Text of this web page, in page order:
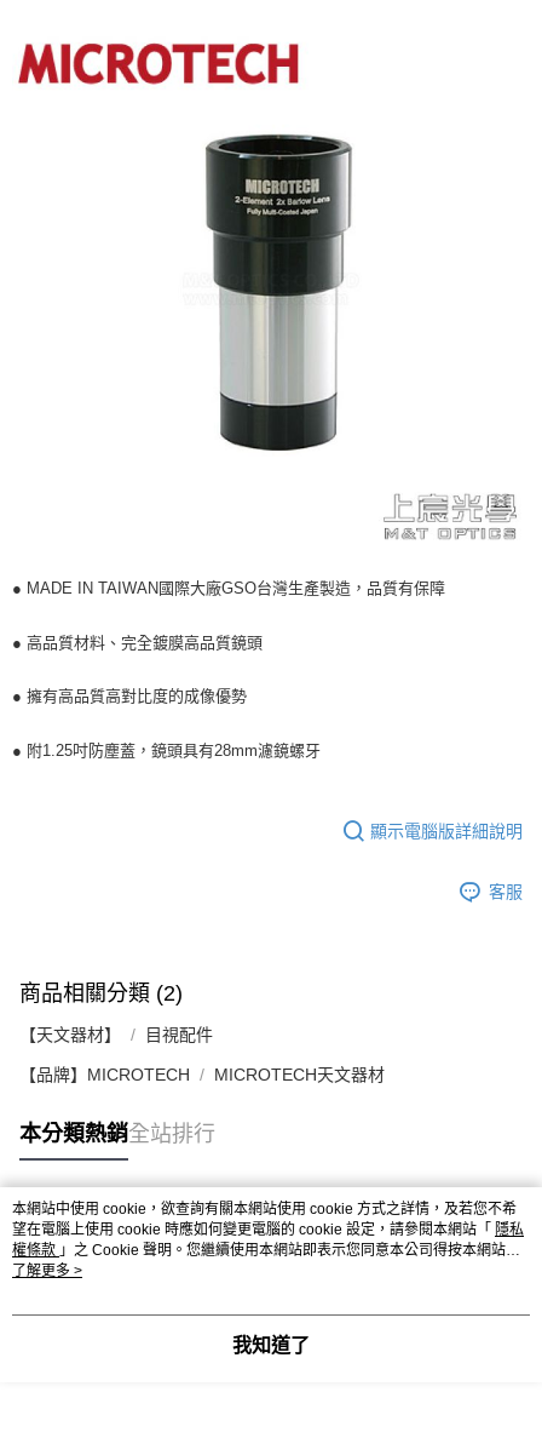
● MADE IN TAIWAN國際大廠GSO台灣生產製造，品質有保障
● 高品質材料、完全鍍膜高品質鏡頭
● 擁有高品質高對比度的成像優勢
● 附1.25吋防塵蓋 ， 鏡頭具有28mm濾鏡螺牙
顯示電腦版詳細說明
客服
商品相關分類 (2)
【天文器材】 目視配件
【品牌】MICROTECH MICROTECH天文器材
本分類熱銷全站排行
熱門標籤
本網站中使用 cookie，欲查詢有關本網站使用 cookie 方式之詳情，及若您不希
望在電腦上使用 cookie 時應如何變更電腦的 cookie 設定，請參閱本網站「 隱私
權條款 」之 Cookie 聲明。您繼續使用本網站即表示您同意本公司得按本網站使
用條款之 Cookie 聲明使用 cookie。
了解更多 >
我知道了